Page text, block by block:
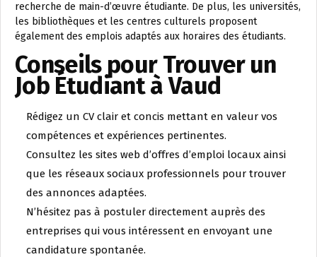
recherche de main-d’œuvre étudiante. De plus, les universités,
les bibliothèques et les centres culturels proposent
également des emplois adaptés aux horaires des étudiants.
Conseils pour Trouver un
Job Étudiant à Vaud
Rédigez un CV clair et concis mettant en valeur vos
compétences et expériences pertinentes.
Consultez les sites web d’offres d’emploi locaux ainsi
que les réseaux sociaux professionnels pour trouver
des annonces adaptées.
N’hésitez pas à postuler directement auprès des
entreprises qui vous intéressent en envoyant une
candidature spontanée.